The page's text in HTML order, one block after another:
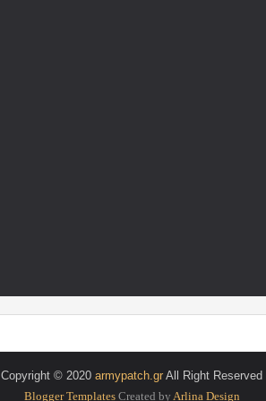
Copyright © 2020 armypatch.gr All Right Reserved
Blogger TemplatesCreated by Arlina Design